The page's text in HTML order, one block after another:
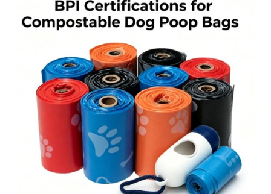
rendimiento y la escalabilidad de la cadena de
suministro.